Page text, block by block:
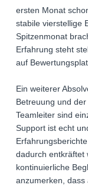
ersten Monat
stabile vierstellige
Spitzenmonat
Erfahrung steht
auf
Ein weiterer
Betreuung und
Teamleiter sind
Support ist echt
dadurch entkräftet
kontinuierliche
anzumerken, dass